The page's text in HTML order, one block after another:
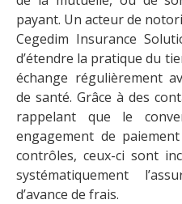
payant. Un acteur de
Cegedim Insurance
d’étendre la pratique du
échange régulièrement
de santé. Grâce à des
rappelant que le
engagement de
contrôles, ceux-ci sont
systématiquement
d’avance de frais.